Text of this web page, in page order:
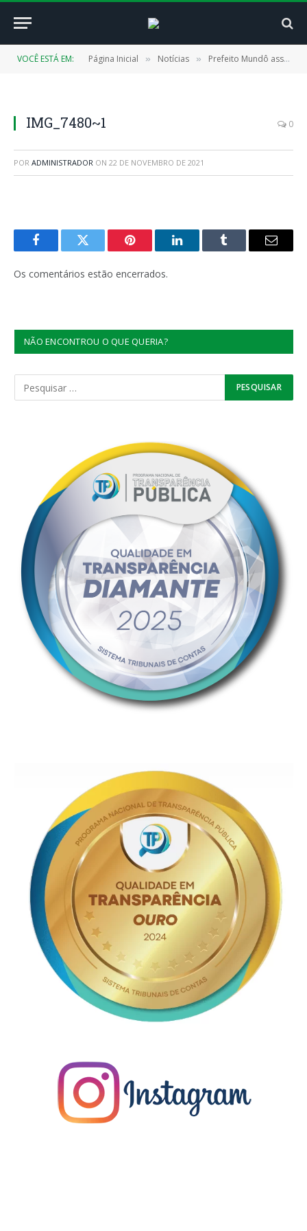
VOCÊ ESTÁ EM: Página Inicial » Notícias » Prefeito Mundô assina mais uma ordem de serviço, desta vez, para conclusão da UBS Cachoeira Velho
IMG_7480~1 0
POR ADMINISTRADOR ON 22 DE NOVEMBRO DE 2021
FacebookTwitter Pinterest LinkedInTumblr
E-
Os comentários estão encerrados.
NÃO ENCONTROU O QUE QUERIA?